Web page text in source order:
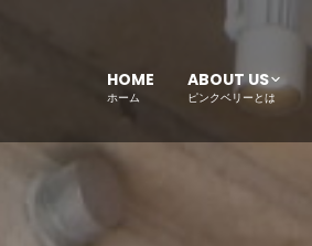
HOME
ホーム
ABOUT US
ピンクベリーとは